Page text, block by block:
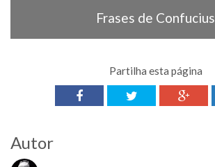
Frases de Confucius
Partilha esta página
Autor